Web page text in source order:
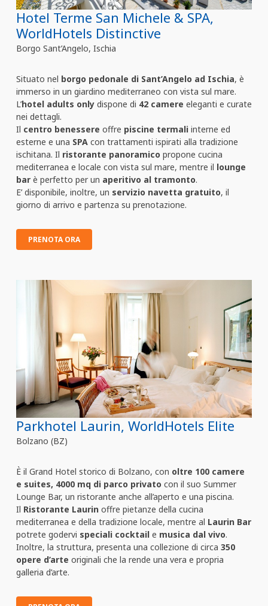
Hotel Terme San Michele & SPA,
WorldHotels Distinctive
Borgo Sant’Angelo, Ischia
Situato nel borgo pedonale di Sant’Angelo ad Ischia, è
immerso in un giardino mediterraneo con vista sul mare.
L’hotel adults only dispone di 42 camere eleganti e curate
nei dettagli.
Il centro benessere offre piscine termali interne ed
esterne e una SPA con trattamenti ispirati alla tradizione
ischitana. Il ristorante panoramico propone cucina
mediterranea e locale con vista sul mare, mentre il lounge
bar è perfetto per un aperitivo al tramonto.
E’ disponibile, inoltre, un servizio navetta gratuito, il
giorno di arrivo e partenza su prenotazione.
PRENOTA ORA
Parkhotel Laurin, WorldHotels Elite
Bolzano (BZ)
È il Grand Hotel storico di Bolzano, con oltre 100 camere
e suites, 4000 mq di parco privato con il suo Summer
Lounge Bar, un ristorante anche all’aperto e una piscina.
Il Ristorante Laurin offre pietanze della cucina
mediterranea e della tradizione locale, mentre al Laurin Bar
potrete godervi speciali cocktail e musica dal vivo.
Inoltre, la struttura, presenta una collezione di circa 350
opere d’arte originali che la rende una vera e propria
galleria d’arte.